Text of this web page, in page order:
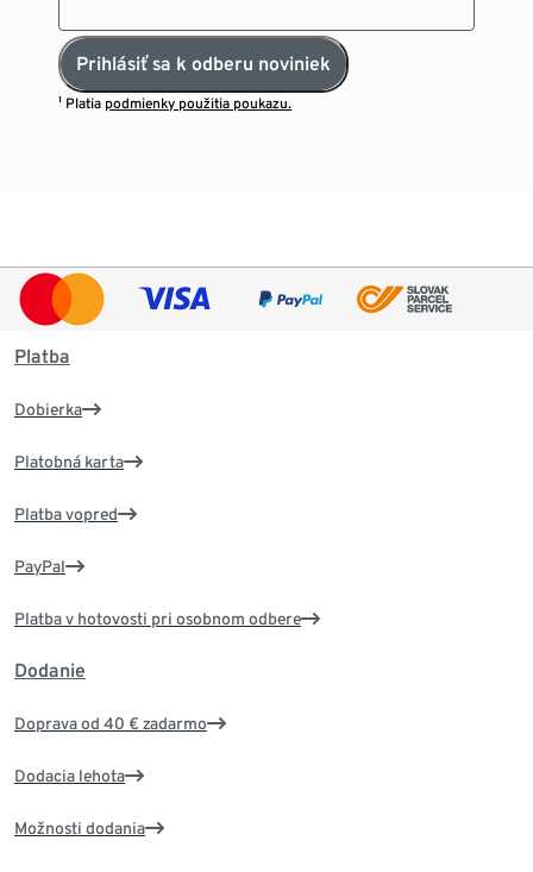
Prihlásiť sa k odberu noviniek
¹ Platia podmienky použitia poukazu.
Platba
Dobierka
Platobná karta
Platba vopred
PayPal
Platba v hotovosti pri osobnom odbere
Dodanie
Doprava od 40 € zadarmo
Dodacia lehota
Možnosti dodania